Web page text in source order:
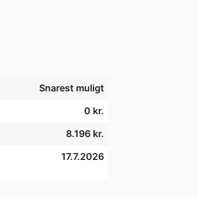
Snarest muligt
0 kr.
8.196 kr.
17.7.2026